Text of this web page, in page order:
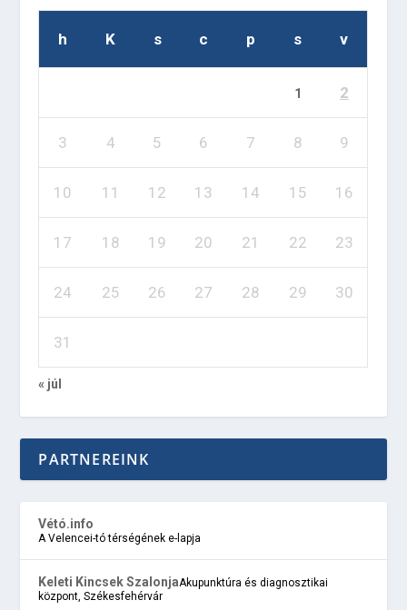
h K s c p s v
1 2
3 4 5 6 7 8 9
10 11 12 13 14 15 16
17 18 19 20 21 22 23
24 25 26 27 28 29 30
31
« júl
PARTNEREINK
Vétó.info
A Velencei-tó térségének e-lapja
Keleti Kincsek SzalonjaAkupunktúra és diagnosztikai
központ, Székesfehérvár